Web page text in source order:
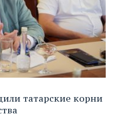
татарские корни